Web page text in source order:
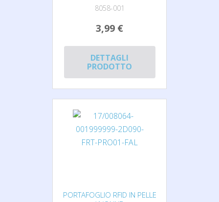
8058-001
3,99 €
DETTAGLI
PRODOTTO
PORTAFOGLIO RFID IN PELLE